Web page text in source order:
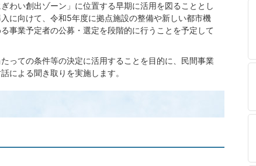
わい創出ゾーン」に位置する早期に活用を図ることとし
に向けて、令和5年度に拠点施設の整備や新しい都市機
事業予定者の公募・選定を段階的に行うことを予定して
っての条件等の決定に活用することを目的に、民間事業
による聞き取りを実施します。